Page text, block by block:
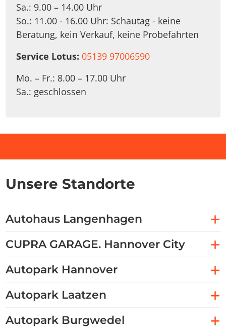
Sa.: 9.00 – 14.00 Uhr
So.: 11.00 - 16.00 Uhr: Schautag - keine
Beratung, kein Verkauf, keine Probefahrten
Service Lotus: 05139 97006590
Mo. – Fr.: 8.00 – 17.00 Uhr
Sa.: geschlossen
Unsere Standorte
Autohaus Langenhagen
CUPRA GARAGE. Hannover City
Autopark Hannover
Autopark Laatzen
Autopark Burgwedel